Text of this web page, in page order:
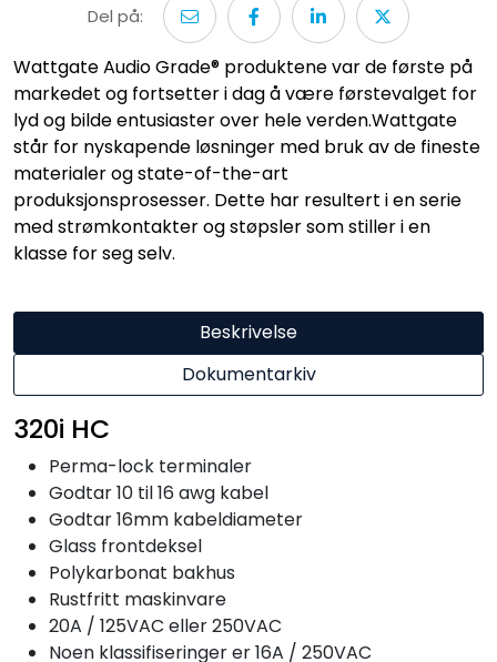
Del på:
Wattgate Audio Grade® produktene var de første på
markedet og fortsetter i dag å være førstevalget for
lyd og bilde entusiaster over hele verden.Wattgate
står for nyskapende løsninger med bruk av de fineste
materialer og state-of-the-art
produksjonsprosesser. Dette har resultert i en serie
med strømkontakter og støpsler som stiller i en
klasse for seg selv.
Beskrivelse
Dokumentarkiv
320i HC
Perma-lock terminaler
Godtar 10 til 16 awg kabel
Godtar 16mm kabeldiameter
Glass frontdeksel
Polykarbonat bakhus
Rustfritt maskinvare
20A / 125VAC eller 250VAC
Noen klassifiseringer er 16A / 250VAC